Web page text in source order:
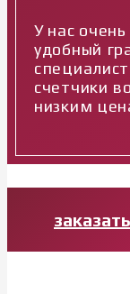
У нас
удобный
счетчики
низким
заказать